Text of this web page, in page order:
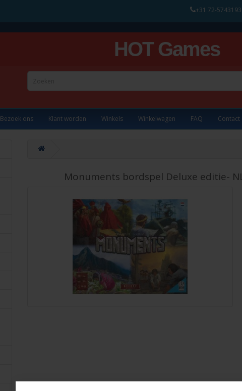
+31 72-5743193
HOT Games
Bezoek ons Klant worden Winkels Winkelwagen FAQ Contact
Monuments bordspel Deluxe editie-